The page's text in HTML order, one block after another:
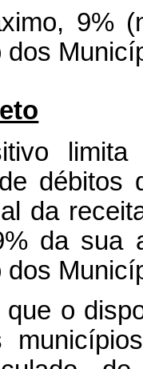
9%
dos
débitos
da
da sua
dos
que o